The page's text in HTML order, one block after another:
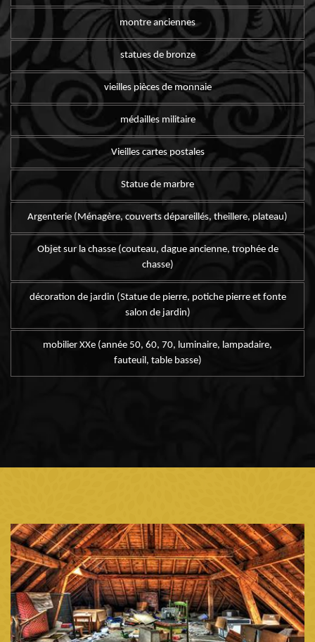
montre anciennes
statues de bronze
vieilles pièces de monnaie
médailles militaire
Vieilles cartes postales
Statue de marbre
Argenterie (Ménagère, couverts dépareillés, theillere, plateau)
Objet sur la chasse (couteau, dague ancienne, trophée de
chasse)
décoration de jardin (Statue de pierre, potiche pierre et fonte
salon de jardin)
mobilier XXe (année 50, 60, 70, luminaire, lampadaire,
fauteuil, table basse)